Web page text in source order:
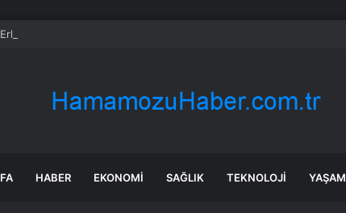
‘yasak aşk’ açıklaması: Hukuki yollara başvuruyor
HABER EKONOMI SAĞLIK TEKNOLOJI YAŞAM